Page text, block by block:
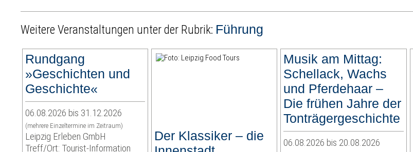
Weitere Veranstaltungen unter der Rubrik: Führung
Rundgang
»Geschichten und
Geschichte«
06.08.2026 bis 31.12.2026
(mehrere Einzeltermine im Zeitraum)
Leipzig Erleben GmbH
Treff/Ort: Tourist-Information
Der Klassiker – die
Musik am Mittag:
Schellack, Wachs
und Pferdehaar –
Die frühen Jahre der
Tonträgergeschichte
06.08.2026 bis 20.08.2026